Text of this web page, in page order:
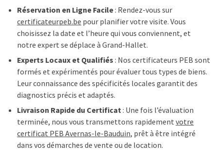
Réservation en Ligne Facile: Rendez-vous sur
certificateurpeb.be pour planifier votre visite. Vous
choisissez la date et l’heure qui vous conviennent, et
notre expert se déplace à Grand-Hallet.
Experts Locaux et Qualifiés : Nos certificateurs PEB sont
formés et expérimentés pour évaluer tous types de biens.
Leur connaissance des spécificités locales garantit des
diagnostics précis et adaptés.
Livraison Rapide du Certificat: Une fois l’évaluation
terminée, nous vous transmettons rapidement votre
certificat PEB Avernas-le-Bauduin, prêt à être intégré
dans vos démarches de vente ou de location.